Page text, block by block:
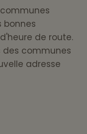
bonnes
de route.
des communes
adresse